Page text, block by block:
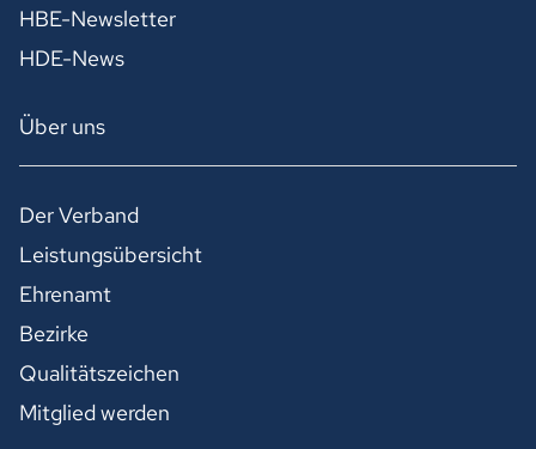
HBE-Newsletter
HDE-News
Über uns
Der Verband
Leistungsübersicht
Ehrenamt
Bezirke
Qualitätszeichen
Mitglied werden